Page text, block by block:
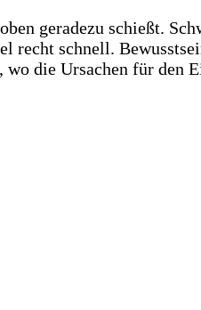
geradezu schießt.
recht schnell.
wo die Ursachen für den